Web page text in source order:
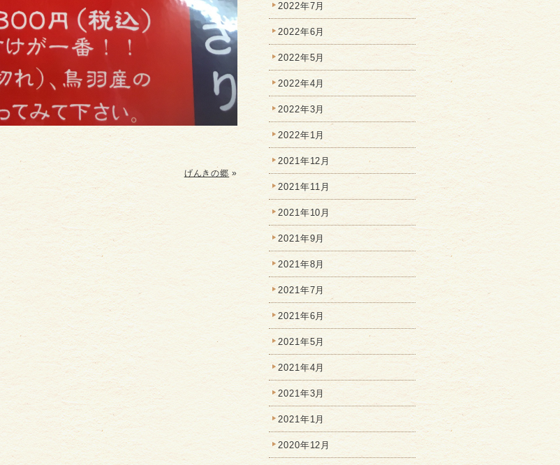
げんきの郷 »
2022年7月
2022年6月
2022年5月
2022年4月
2022年3月
2022年1月
2021年12月
2021年11月
2021年10月
2021年9月
2021年8月
2021年7月
2021年6月
2021年5月
2021年4月
2021年3月
2021年1月
2020年12月